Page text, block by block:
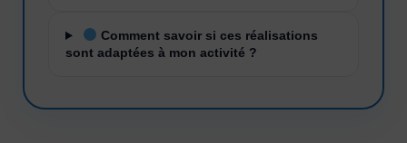
Comment savoir si ces réalisations
sont adaptées à mon activité ?